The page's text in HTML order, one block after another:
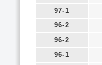
97-1
96-2
96-2
96-1